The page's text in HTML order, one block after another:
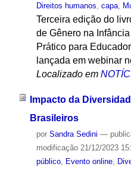
Direitos humanos capa,
Terceira edição do
de Gênero na
Prático para
lançada em webinar
Localizado em
Impacto da
Brasileiros
por Sandra Sedini —
modificação21/12/2023
público, Evento online,